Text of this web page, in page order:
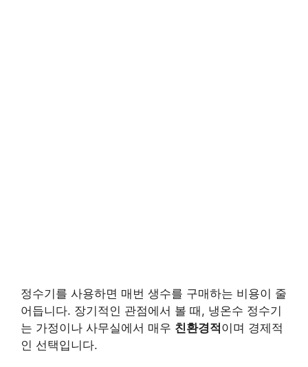
정수기를 사용하면 매번 생수를 구매하는 비용이 줄
어듭니다. 장기적인 관점에서 볼 때, 냉온수 정수기
는 가정이나 사무실에서 매우 친환경적이며 경제적
인 선택입니다.